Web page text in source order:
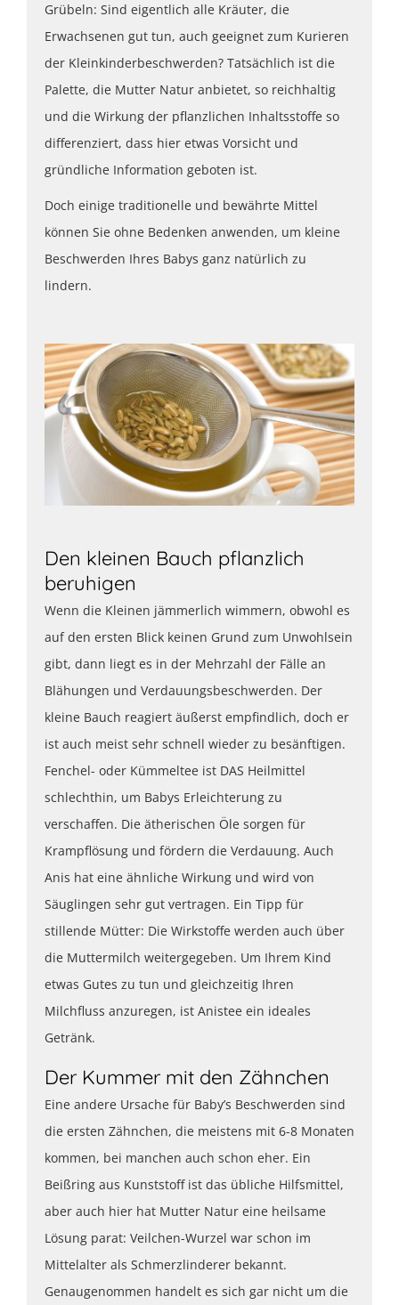
Grübeln: Sind eigentlich alle Kräuter, die
Erwachsenen gut tun, auch geeignet zum Kurieren
der Kleinkinderbeschwerden? Tatsächlich ist die
Palette, die Mutter Natur anbietet, so reichhaltig
und die Wirkung der pflanzlichen Inhaltsstoffe so
differenziert, dass hier etwas Vorsicht und
gründliche Information geboten ist.
Doch einige traditionelle und bewährte Mittel
können Sie ohne Bedenken anwenden, um kleine
Beschwerden Ihres Babys ganz natürlich zu
lindern.
Den kleinen Bauch pflanzlich
beruhigen
Wenn die Kleinen jämmerlich wimmern, obwohl es
auf den ersten Blick keinen Grund zum Unwohlsein
gibt, dann liegt es in der Mehrzahl der Fälle an
Blähungen und Verdauungsbeschwerden. Der
kleine Bauch reagiert äußerst empfindlich, doch er
ist auch meist sehr schnell wieder zu besänftigen.
Fenchel- oder Kümmeltee ist DAS Heilmittel
schlechthin, um Babys Erleichterung zu
verschaffen. Die ätherischen Öle sorgen für
Krampflösung und fördern die Verdauung. Auch
Anis hat eine ähnliche Wirkung und wird von
Säuglingen sehr gut vertragen. Ein Tipp für
stillende Mütter: Die Wirkstoffe werden auch über
die Muttermilch weitergegeben. Um Ihrem Kind
etwas Gutes zu tun und gleichzeitig Ihren
Milchfluss anzuregen, ist Anistee ein ideales
Getränk.
Der Kummer mit den Zähnchen
Eine andere Ursache für Baby’s Beschwerden sind
die ersten Zähnchen, die meistens mit 6-8 Monaten
kommen, bei manchen auch schon eher. Ein
Beißring aus Kunststoff ist das übliche Hilfsmittel,
aber auch hier hat Mutter Natur eine heilsame
Lösung parat: Veilchen-Wurzel war schon im
Mittelalter als Schmerzlinderer bekannt.
Genaugenommen handelt es sich gar nicht um die